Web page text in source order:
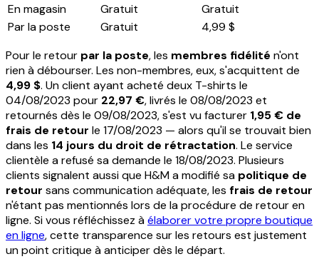
En magasin
Gratuit
Gratuit
Par la poste
Gratuit
4,99 $
Pour le retour par la poste, les membres fidélité n'ont
rien à débourser. Les non-membres, eux, s'acquittent de
4,99 $. Un client ayant acheté deux T-shirts le
04/08/2023 pour 22,97 €, livrés le 08/08/2023 et
retournés dès le 09/08/2023, s'est vu facturer 1,95 € de
frais de retour le 17/08/2023 — alors qu'il se trouvait bien
dans les 14 jours du droit de rétractation. Le service
clientèle a refusé sa demande le 18/08/2023. Plusieurs
clients signalent aussi que H&M a modifié sa politique de
retour sans communication adéquate, les frais de retour
n'étant pas mentionnés lors de la procédure de retour en
ligne. Si vous réfléchissez àélaborer votre propre boutique
en ligne, cette transparence sur les retours est justement
un point critique à anticiper dès le départ.